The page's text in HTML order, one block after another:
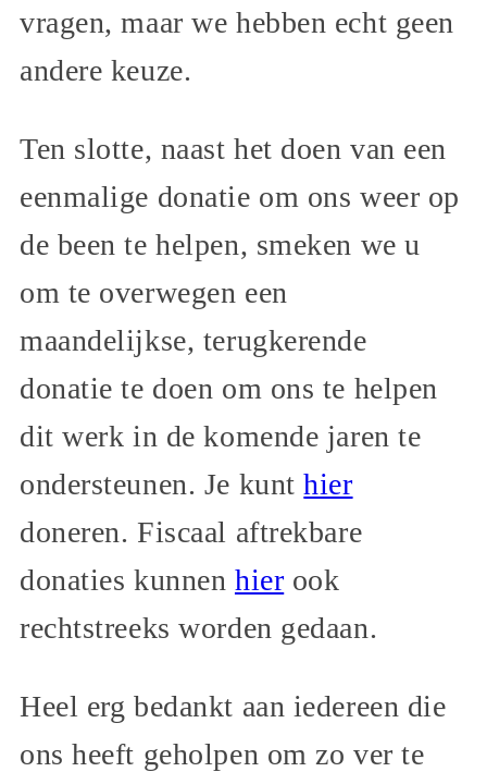
vragen, maar we hebben echt geen
andere keuze.
Ten slotte, naast het doen van een
eenmalige donatie om ons weer op
de been te helpen, smeken we u
om te overwegen een
maandelijkse, terugkerende
donatie te doen om ons te helpen
dit werk in de komende jaren te
ondersteunen. Je kunthier
doneren. Fiscaal aftrekbare
donaties kunnen hier ook
rechtstreeks worden gedaan.
Heel erg bedankt aan iedereen die
ons heeft geholpen om zo ver te